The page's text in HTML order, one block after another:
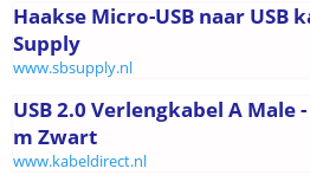
Haakse Micro-USB naar USB
Supply
www.sbsupply.nl
USB 2.0 Verlengkabel A Male
m Zwart
www.kabeldirect.nl